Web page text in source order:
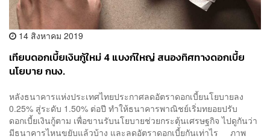
14 สิงหาคม 2019
เทียบดอกเบี้ยเงินกู้ใหม่ 4 แบงก์ใหญ่ สนองทิศทางดอกเบี้ย
นโยบาย กนง.
หลังธนาคารแห่งประเทศไทยประกาศลดอัตราดอกเบี้ยนโยบายลง
0.25% สู่ระดับ 1.50% ต่อปี ทำให้ธนาคารพาณิชย์เริ่มทยอยปรับ
ดอกเบี้ยเงินกู้ตาม เพื่อขานรับนโยบายช่วยกระตุ้นเศรษฐกิจ ไปดูกันว่า
มีธนาคารไหนขยับแล้วบ้าง และลดอัตราดอกเบี้ยกันเท่าไร ภาพ